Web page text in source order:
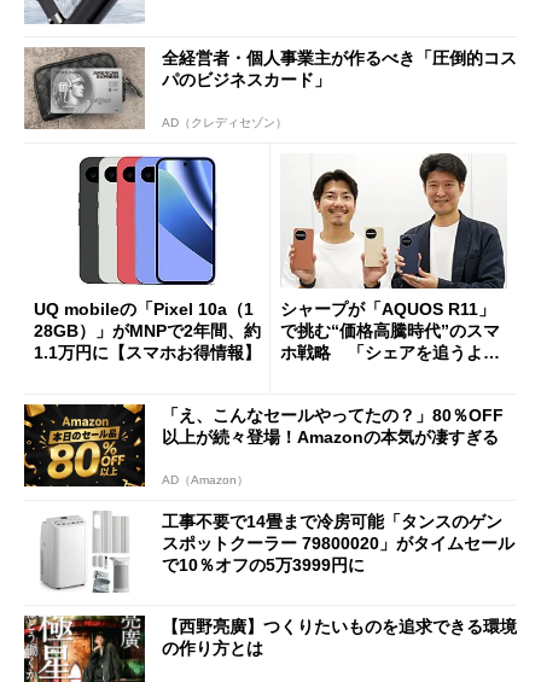
全経営者・個人事業主が作るべき「圧倒的コス
パのビジネスカード」
AD（クレディセゾン）
UQ mobileの「Pixel 10a（1
28GB）」がMNPで2年間、約
1.1万円に【スマホお得情報】
シャープが「AQUOS R11」
で挑む“価格高騰時代”のスマ
ホ戦略 「シェアを追うより
「え、こんなセールやってたの？」80％OFF
以上が続々登場！Amazonの本気が凄すぎる
AD（Amazon）
工事不要で14畳まで冷房可能「タンスのゲン
スポットクーラー 79800020」がタイムセール
で10％オフの5万3999円に
【西野亮廣】つくりたいものを追求できる環境
の作り方とは